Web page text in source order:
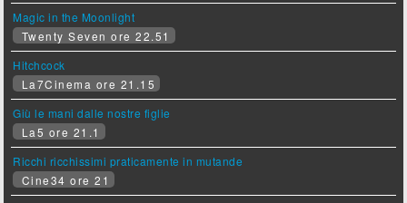
Magic in the Moonlight
Twenty Seven ore 22.51
Hitchcock
La7Cinema ore 21.15
Giù le mani dalle nostre figlie
La5 ore 21.1
Ricchi ricchissimi praticamente in mutande
Cine34 ore 21